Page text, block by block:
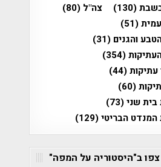
(130) צה"ל (80)
(51)
והגנים (31)
(354)
(44)
(60)
בית שני(73)
המנדט הבריטי(129)
ב"היסטוריה על המפה"